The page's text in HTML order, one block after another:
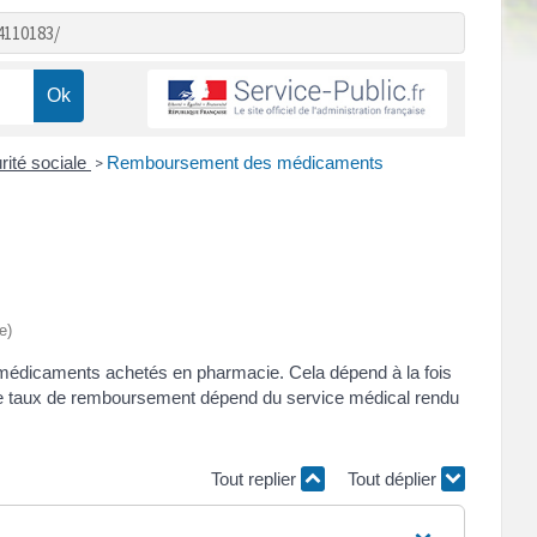
sociale > Remboursement des médicaments
achetés en pharmacie. Cela dépend à la fois
de remboursement dépend du service médical rendu
Tout replier Tout déplier